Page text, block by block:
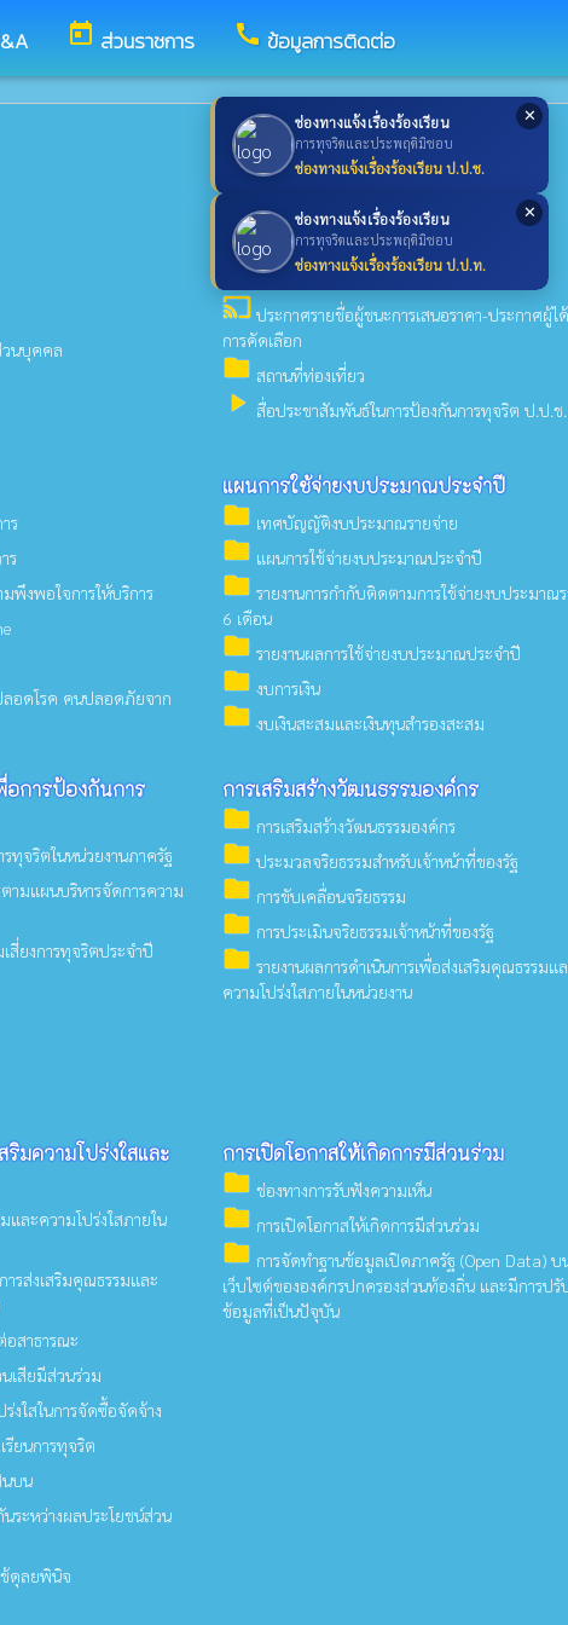
✕
ช่องทางแจ้งเรื่องร้องเรียน
การทุจริตและประพฤติมิชอบ
ช่องทางแจ้งเรื่องร้องเรียน ป.ป.ช.
✕
ช่องทางแจ้งเรื่องร้องเรียน
การทุจริตและประพฤติมิชอบ
ช่องทางแจ้งเรื่องร้องเรียน ป.ป.ท.
today ส่วนราชการ call ข้อมูลการติดต่อ
วนบุคคล
ข่าวประชาสัมพันธ์
insert_drive_fileข่าวประชาสัมพันธ์
cast ประกาศราคากลาง-RSS
castแผนการจัดซื้อจัดจ้าง-RSS
castประกาศเชิญชวน-RSS
castประกาศรายชื่อผู้ชนะการเสนอราคา-ประกาศผู้ไ
การคัดเลือก
folder สถานที่ท่องเที่ยว
play_arrow สื่อประชาสัมพันธ์ในการป้องกันการทุจริต ป.ป.ช.
ร
ร
พึงพอใจการให้บริการ
ลอดโรค คนปลอดภัยจาก
แผนการใช้จ่ายงบประมาณประจำปี
folder เทศบัญญัติงบประมาณรายจ่าย
folder แผนการใช้จ่ายงบประมาณประจำปี
folder รายงานการกำกับติดตามการใช้จ่ายงบประมาณ
6 เดือน
folder รายงานผลการใช้จ่ายงบประมาณประจำปี
folder งบการเงิน
folder งบเงินสะสมและเงินทุนสำรองสะสม
อการป้องกันการ
รทุจริตในหน่วยงานภาครัฐ
ตามแผนบริหารจัดการความ
สี่ยงการทุจริตประจำปี
การเสริมสร้างวัฒนธรรมองค์กร
folder การเสริมสร้างวัฒนธรรมองค์กร
folder ประมวลจริยธรรมสำหรับเจ้าหน้าที่ของรัฐ
folder การขับเคลื่อนจริยธรรม
folder การประเมินจริยธรรมเจ้าหน้าที่ของรัฐ
folder รายงานผลการดำเนินการเพื่อส่งเสริมคุณธรรมแ
ความโปร่งใสภายในหน่วยงาน
ริมความโปร่งใสและ
และความโปร่งใสภายใน
ารส่งเสริมคุณธรรมและ
อสาธารณะ
เสียมีส่วนร่วม
งใสในการจัดซื้อจัดจ้าง
รียนการทุจริต
นบน
ระหว่างผลประโยชน์ส่วน
ช้ดุลยพินิจ
การเปิดโอกาสให้เกิดการมีส่วนร่วม
folder ช่องทางการรับฟังความเห็น
folder การเปิดโอกาสให้เกิดการมีส่วนร่วม
folder การจัดทำฐานข้อมูลเปิดภาครัฐ (Open Data) บ
เว็บไซต์ขององค์กรปกครองส่วนท้องถิ่น และมีการปรั
ข้อมูลที่เป็นปัจุบัน